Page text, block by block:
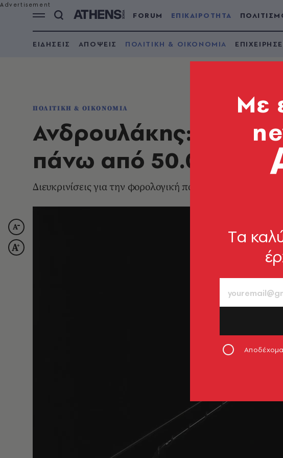
FORUM ΕΠΙΚΑΙΡΟΤΗΤΑ
ΕΙΔΗΣΕΙΣ ΑΠΟΨΕΙΣ ΠΟΛΙΤΙΚΗ & ΟΙΚΟΝΟΜΙΑ
ΠΟΛΙΤΙΚΗ & ΟΙΚΟΝΟΜΙΑ
Ανδρουλάκης: Φόρο
πάνω από 50.000 -
Διευκρινίσεις για την φορολογική πολιτική του ΠΑΣΟΚ -
Mε
Tα